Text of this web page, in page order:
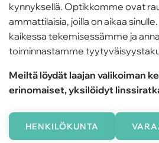
kynnyksellä. Optikkomme ovat
ammattilaisia, joilla on aikaa
kaikessa tekemisessämme ja
toiminnastamme
Meiltä löydät laajan valikoiman
erinomaiset, yksilöidyt
HENKILÖKUNTA